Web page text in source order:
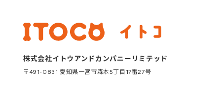
株式会社イトウアンドカンパニーリミテッド
〒491-0831 愛知県一宮市森本5丁目17番27号